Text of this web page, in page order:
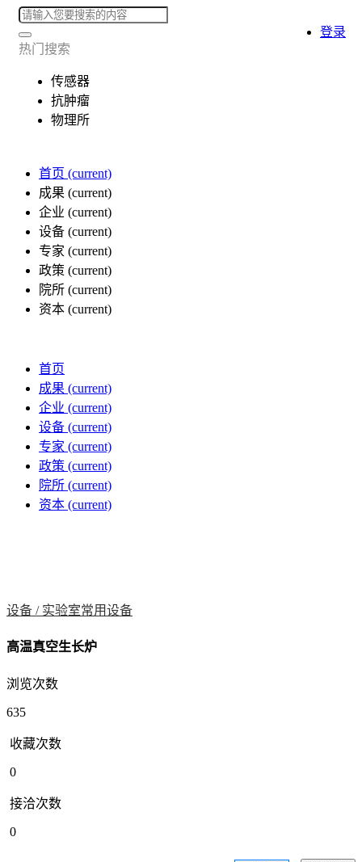
热门搜索
传感器
抗肿瘤
物理所
首页 (current)
成果 (current)
企业 (current)
设备 (current)
专家 (current)
政策 (current)
院所 (current)
资本 (current)
登录
首页
成果 (current)
企业 (current)
设备 (current)
专家 (current)
政策 (current)
院所 (current)
资本 (current)
设备 / 实验室常用设备
高温真空生长炉
浏览次数
635
收藏次数
0
接洽次数
0